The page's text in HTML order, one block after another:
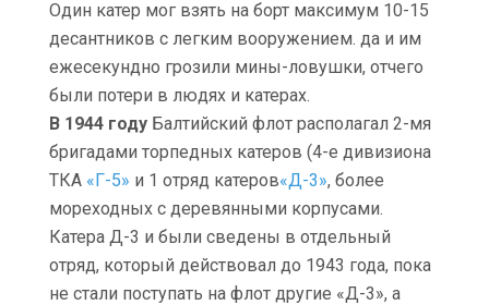
Один катер мог взять на борт максимум 10-15
десантников с легким вооружением. да и им
ежесекундно грозили мины-ловушки, отчего
были потери в людях и катерах.
В 1944 году Балтийский флот располагал 2-мя
бригадами торпедных катеров (4-е дивизиона
ТКА «Г-5» и 1 отряд катеров«Д-3», более
мореходных с деревянными корпусами.
Катера Д-3 и были сведены в отдельный
отряд, который действовал до 1943 года, пока
не стали поступать на флот другие «Д-3», а